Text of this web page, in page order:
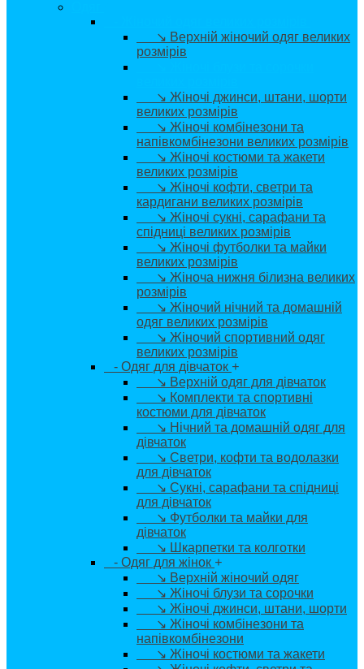
↘ Верхній жіночий одяг великих
розмірів
↘ Жіночі джинси, штани, шорти
великих розмірів
↘ Жіночі комбінезони та
напівкомбінезони великих розмірів
↘ Жіночі костюми та жакети
великих розмірів
↘ Жіночі кофти, светри та
кардигани великих розмірів
↘ Жіночі сукні, сарафани та
спідниці великих розмірів
↘ Жіночі футболки та майки
великих розмірів
↘ Жіноча нижня білизна великих
розмірів
↘ Жіночий нічний та домашній
одяг великих розмірів
↘ Жіночий спортивний одяг
великих розмірів
- Одяг для дівчаток +
↘ Верхній одяг для дівчаток
↘ Комплекти та спортивні
костюми для дівчаток
↘ Нічний та домашній одяг для
дівчаток
↘ Светри, кофти та водолазки
для дівчаток
↘ Сукні, сарафани та спідниці
для дівчаток
↘ Футболки та майки для
дівчаток
↘ Шкарпетки та колготки
- Одяг для жінок +
↘ Верхній жіночий одяг
↘ Жіночі блузи та сорочки
↘ Жіночі джинси, штани, шорти
↘ Жіночі комбінезони та
напівкомбінезони
↘ Жіночі костюми та жакети